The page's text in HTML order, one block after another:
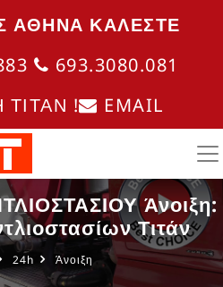
ΑΘΗΝΑ ΚΑΛΈΣΤΕ
693.3080.081
!
EMAIL
Άνοιξη:
Τιτάν
24h Άνοιξη